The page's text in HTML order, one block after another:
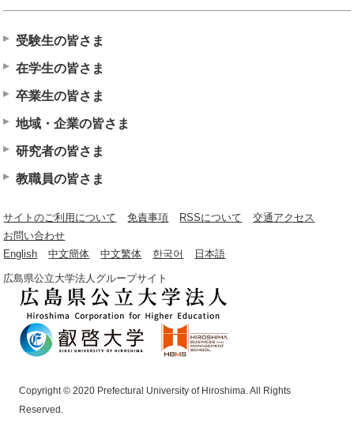
受験生の皆さま
在学生の皆さま
卒業生の皆さま
地域・企業の皆さま
研究者の皆さま
教職員の皆さま
サイトのご利用について 免責事項 RSSについて
交通アクセス
お問い合わせ
English
中文簡体 中文繁体 한국어 日本語
広島県公立大学法人グループサイト
Copyright © 2020 Prefectural University of Hiroshima. All Rights
Reserved.